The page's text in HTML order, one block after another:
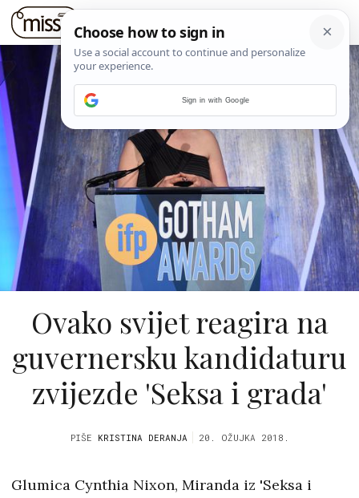
Ovako svijet reagira na
guvernersku kandidaturu
zvijezde 'Seksa i grada'
PIŠE KRISTINA DERANJA 20. OŽUJKA 2018.
Glumica Cynthia Nixon, Miranda iz 'Seksa i
Sign in with Google